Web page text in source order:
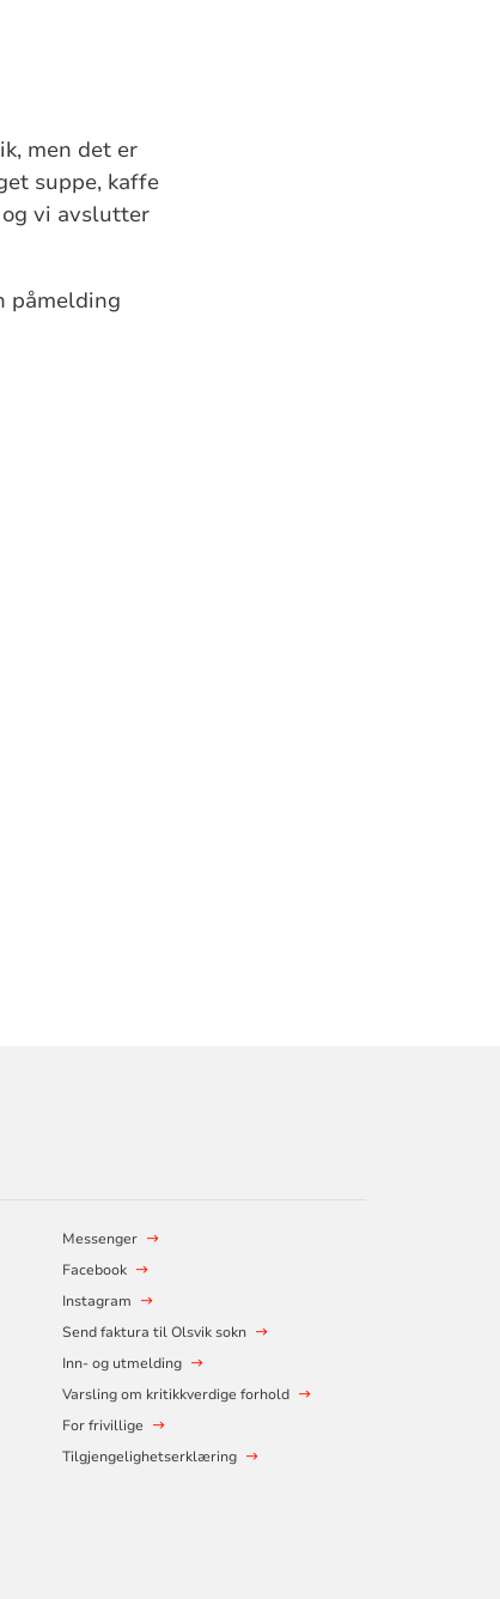
men det er
suppe, kaffe
vi avslutter
påmelding
Messenger
Facebook
Instagram
Send faktura til Olsvik sokn
Inn- og utmelding
Varsling om kritikkverdige forhold
For frivillige
Tilgjengelighetserklæring